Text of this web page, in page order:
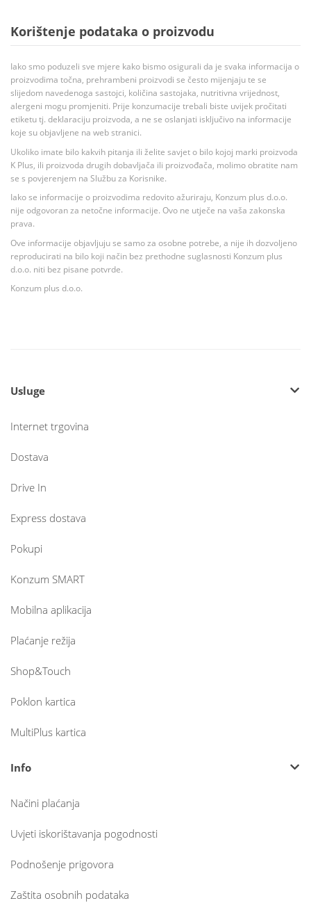
Korištenje podataka o proizvodu
Iako smo poduzeli sve mjere kako bismo osigurali da je svaka informacija o
proizvodima točna, prehrambeni proizvodi se često mijenjaju te se
slijedom navedenoga sastojci, količina sastojaka, nutritivna vrijednost,
alergeni mogu promjeniti. Prije konzumacije trebali biste uvijek pročitati
etiketu tj. deklaraciju proizvoda, a ne se oslanjati isključivo na informacije
koje su objavljene na web stranici.
Ukoliko imate bilo kakvih pitanja ili želite savjet o bilo kojoj marki proizvoda
K Plus, ili proizvoda drugih dobavljača ili proizvođača, molimo obratite nam
se s povjerenjem na Službu za Korisnike.
Iako se informacije o proizvodima redovito ažuriraju, Konzum plus d.o.o.
nije odgovoran za netočne informacije. Ovo ne utječe na vaša zakonska
prava.
Ove informacije objavljuju se samo za osobne potrebe, a nije ih dozvoljeno
reproducirati na bilo koji način bez prethodne suglasnosti Konzum plus
d.o.o. niti bez pisane potvrde.
Konzum plus d.o.o.
Usluge
Internet trgovina
Dostava
Drive In
Express dostava
Pokupi
Konzum SMART
Mobilna aplikacija
Plaćanje režija
Shop&Touch
Poklon kartica
MultiPlus kartica
Info
Načini plaćanja
Uvjeti iskorištavanja pogodnosti
Podnošenje prigovora
Zaštita osobnih podataka